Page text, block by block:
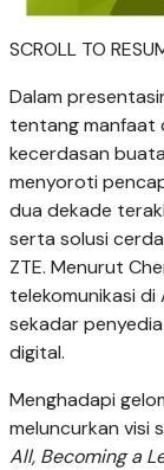
SCROLL TO
Dalam
tentang manfaat
kecerdasan
menyoroti
dua dekade
serta solusi
ZTE. Menurut
telekomunikasi
sekadar
digital.
Menghadapi
meluncurkan visi
All, Becoming a